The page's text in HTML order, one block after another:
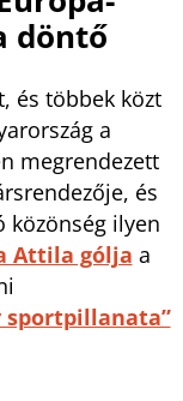
döntő
és többek közt
a
megrendezett
és
közönség ilyen
Attila gólja a
sportpillanata”